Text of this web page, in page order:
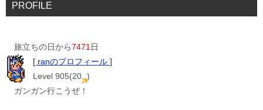
PROFILE
旅立ちの日から7471日
[ ranのプロフィール ]
Level 905(20 )
ガンガン行こうぜ！